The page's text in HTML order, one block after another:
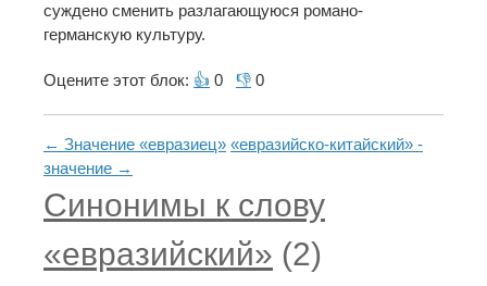
суждено сменить разлагающуюся романо-
германскую культуру.
Оцените этот блок: 👍 0 👎 0
← Значение «евразиец» «евразийско-китайский» -
значение →
Синонимы к слову
«евразийский» (2)